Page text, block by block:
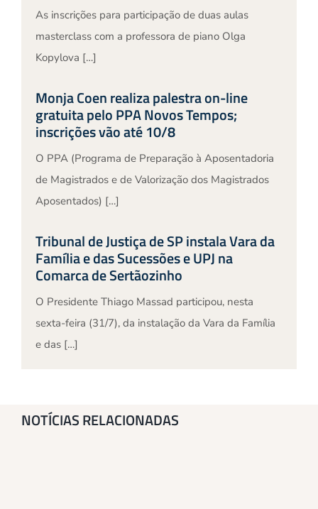
As inscrições para participação de duas aulas
masterclass com a professora de piano Olga
Kopylova […]
Monja Coen realiza palestra on-line
gratuita pelo PPA Novos Tempos;
inscrições vão até 10/8
O PPA (Programa de Preparação à Aposentadoria
de Magistrados e de Valorização dos Magistrados
Aposentados) […]
Tribunal de Justiça de SP instala Vara da
Família e das Sucessões e UPJ na
Comarca de Sertãozinho
O Presidente Thiago Massad participou, nesta
sexta-feira (31/7), da instalação da Vara da Família
e das […]
NOTÍCIAS RELACIONADAS